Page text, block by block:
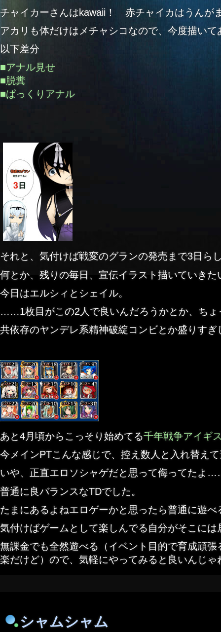
チャイカーさんはkawaii！ 赤チャイカはうんが
アカリも体だけはメチャシコなので、今度描いて
以下差分
■アナル見せ
■脱糞
■ぱっくりアナル
それと、気付けば戦変のグランの発売まで3日ら
何とか、残りの毎日、宣伝イラスト描いていきた
今日はエルシィとシェイル。
……1枚目がこの2人で良いんだろうかとか、ちょ
共依存のヤンデレ系精神破綻コンビとか盛りす
あと4月頃からこっそり始めてる千年戦争アイギ
今メインPTこんな感じで、控え数人と入れ替え
いや、正直エロソシャゲだと思って侮ってたよ
普通に良バランスなTDでした。
たまにあるよねエロゲーかと思ったら普通に遊べ
気付けばゲームとして楽しんでる自分がそこには
無課金でも全然遊べる（イベント目的で育成頑
楽だけど）ので、気軽にやってみると良いんじゃ
シャムシャム